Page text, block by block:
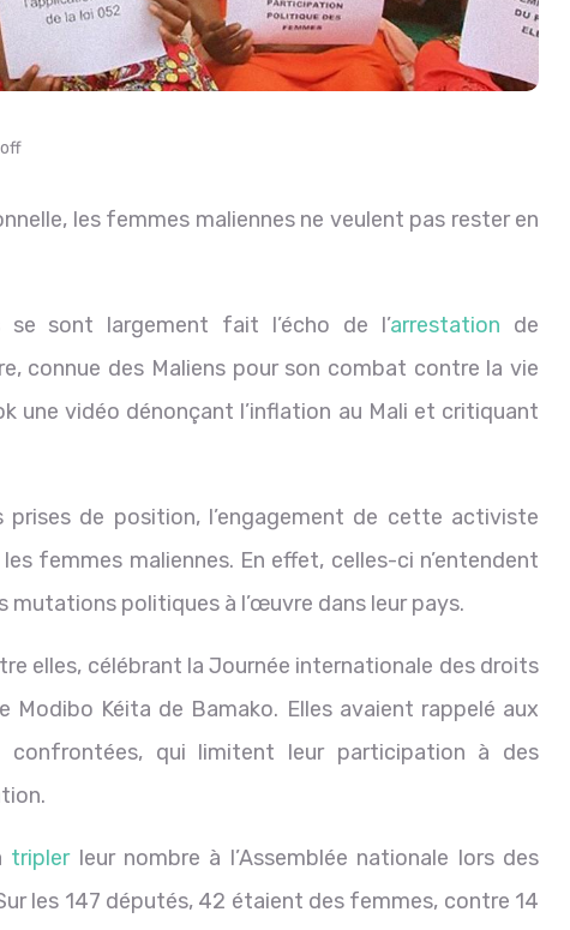
les femmes maliennes ne veulent pas rester en
sont largement fait l’écho de l’arrestation de
connue des Maliens pour son combat contre la vie
une vidéo dénonçant l’inflation au Mali et critiquant
de position, l’engagement de cette activiste
femmes maliennes. En effet, celles-ci n’entendent
politiques à l’œuvre dans leur pays.
elles, célébrant la Journée internationale des droits
Modibo Kéita de Bamako. Elles avaient rappelé aux
qui limitent leur participation à des
triplerleur nombre à l’Assemblée nationale lors des
les 147 députés, 42 étaient des femmes, contre 14